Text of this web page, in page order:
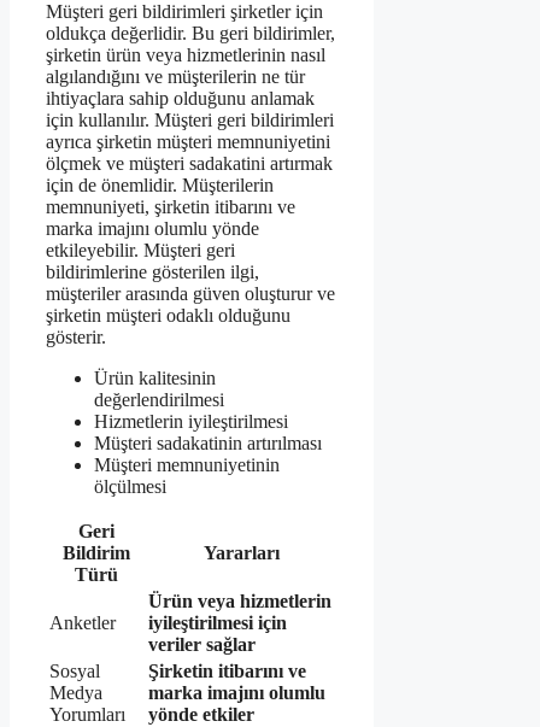
Müşteri geri bildirimleri şirketler için
oldukça değerlidir. Bu geri bildirimler,
şirketin ürün veya hizmetlerinin nasıl
algılandığını ve müşterilerin ne tür
ihtiyaçlara sahip olduğunu anlamak
için kullanılır. Müşteri geri bildirimleri
ayrıca şirketin müşteri memnuniyetini
ölçmek ve müşteri sadakatini artırmak
için de önemlidir. Müşterilerin
memnuniyeti, şirketin itibarını ve
marka imajını olumlu yönde
etkileyebilir. Müşteri geri
bildirimlerine gösterilen ilgi,
müşteriler arasında güven oluşturur ve
şirketin müşteri odaklı olduğunu
gösterir.
Ürün kalitesinin
değerlendirilmesi
Hizmetlerin iyileştirilmesi
Müşteri sadakatinin artırılması
Müşteri memnuniyetinin
ölçülmesi
Geri
Bildirim
Türü
Yararları
Anketler
Ürün veya hizmetlerin
iyileştirilmesi için
veriler sağlar
Sosyal
Medya
Yorumları
Şirketin itibarını ve
marka imajını olumlu
yönde etkiler